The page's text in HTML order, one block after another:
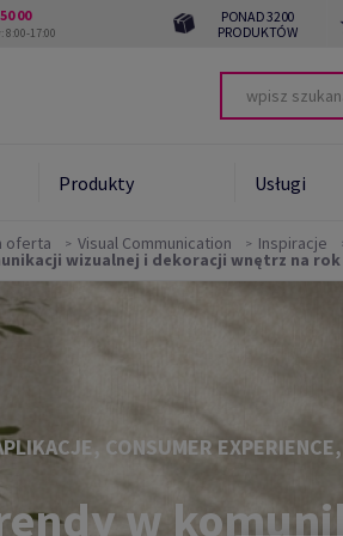
00
8:00-17:00
PONAD 3200
PRODUKTÓW
Produkty Usługi
oferta Visual Communication Inspiracje
wizualnej i dekoracji wnętrz na
CONSUMER
w